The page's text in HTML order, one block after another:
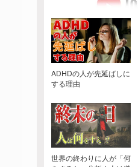
ADHDの人が先延ばしに
する理由
世界の終わりに人が「何